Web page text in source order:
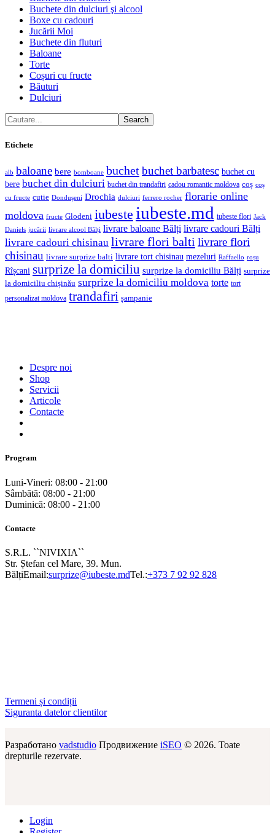
Buchete din dulciuri şi alcool
Boxe cu cadouri
Jucării Moi
Buchete din fluturi
Baloane
Torte
Coșuri cu fructe
Băuturi
Dulciuri
Search
Etichete
alb baloane bere bomboane buchetbuchet barbatesc buchet cu
bere buchet din dulciuri buchet din trandafiri cadou romantic moldova coș coș
cu fructe cutie Dondușeni Drochia dulciuri ferrero rocher florarie online
moldova fructe Glodeni iubeste iubeste.md iubeste flori Jack
Daniels jucării livrare alcool Bălți livrare baloane Bălți livrare cadouri Bălți
livrare cadouri chisinau livrare flori balti livrare flori
chisinau livrare surprize balti livrare tort chisinau mezeluri Raffaello roșu
Rîșcani surprize la domiciliu surprize la domiciliu Bălți surprize
la domiciliu chișinău surprize la domiciliu moldova torte tort
personalizat moldova trandafiri șampanie
Despre noi
Shop
Servicii
Articole
Contacte
Program
Luni-Vineri: 08:00 - 21:00
Sâmbătă: 08:00 - 21:00
Duminică: 08:00 - 21:00
Contacte
S.R.L. ``NIVIXIA``
Str. Ștefan cel Mare, 39. Mun.
BălțiEmail:surprize@iubeste.mdTel.:+373 7 92 92 828
Termeni și condiții
Siguranta datelor clientilor
Разработано vadstudio Продвижение iSEO © 2026. Toate
drepturile rezervate.
Login